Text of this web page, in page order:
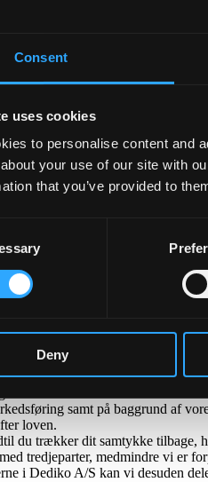
Consent
uses cookies
to personalise content and
your use of our site with
that you’ve provided to
Deny
hvilke rettigheder du
hvor vi har beskrevet vores
indsamler vi
på hjemmesiden.
din brugeroplevelse af
herunder om formål, brug af
oplysninger med disse tredjeparter.
såsom navn, adresse,
af den virksomhed, hvor du
og opfylde vores del af den
af disse legitime interesser
efter udløbet af den sidste
vores samarbejdspartnere,
tredjeparter, medmindre vi er
i Dediko A/S kan vi dele
og/eller opdateringer om
eller opdateringer om
vores webinarer
samt på baggrund af
loven.
du trækker dit samtykke tilbage,
tredjeparter, medmindre vi er
i Dediko A/S kan vi desuden